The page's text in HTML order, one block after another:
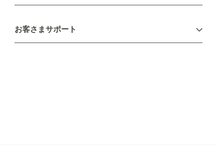
配送について
不良品・返品について
お客さまサポート